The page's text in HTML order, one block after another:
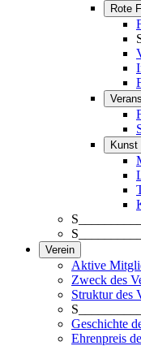
Rote
Kunst
Verein
Aktive
Zweck des
Struktur des
Geschichte
Ehrenpreis